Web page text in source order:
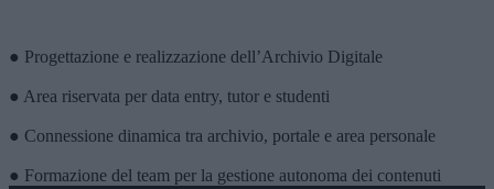
● Progettazione e realizzazione dell’Archivio Digitale
● Area riservata per data entry, tutor e studenti
● Connessione dinamica tra archivio, portale e area personale
● Formazione del team per la gestione autonoma dei contenuti